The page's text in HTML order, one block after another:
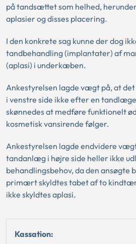
på tandsættet som helhed,
aplasier og disses placering.
I den konkrete sag kunne der dog
tandbehandling (implantater) af
(aplasi) i underkæben.
Ankestyrelsen lagde vægt på, at
i venstre side ikke efter en
skønnedes at medføre funktionelt
kosmetisk vansirende følger.
Ankestyrelsen lagde endvidere
tandanlæg i højre side heller ikke
behandlingsbehov, da den ansøgte
primært skyldtes tabet af to
ikke skyldtes aplasi.
Kassation: